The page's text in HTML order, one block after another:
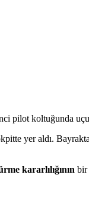
pilot koltuğunda
yer aldı.
kararlılığının bir